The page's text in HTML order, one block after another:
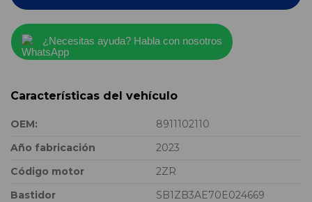
¿Necesitas ayuda? Habla con nosotros
Características del vehículo
OEM:
8911102110
Año fabricación
2023
Código motor
2ZR
Bastidor
SB1ZB3AE70E024669